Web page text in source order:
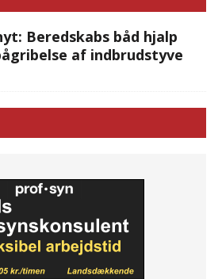
Beredskabs båd hjalp
af indbrudstyve